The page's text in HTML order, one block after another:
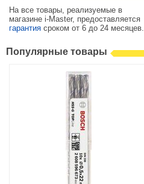
На все товары, реализуемые в
магазине i-Master, предоставляется
гарантия сроком от 6 до 24 месяцев.
Популярные товары